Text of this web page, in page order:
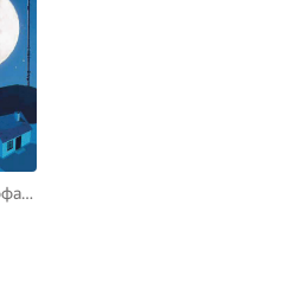
Манон Стеффан Рос